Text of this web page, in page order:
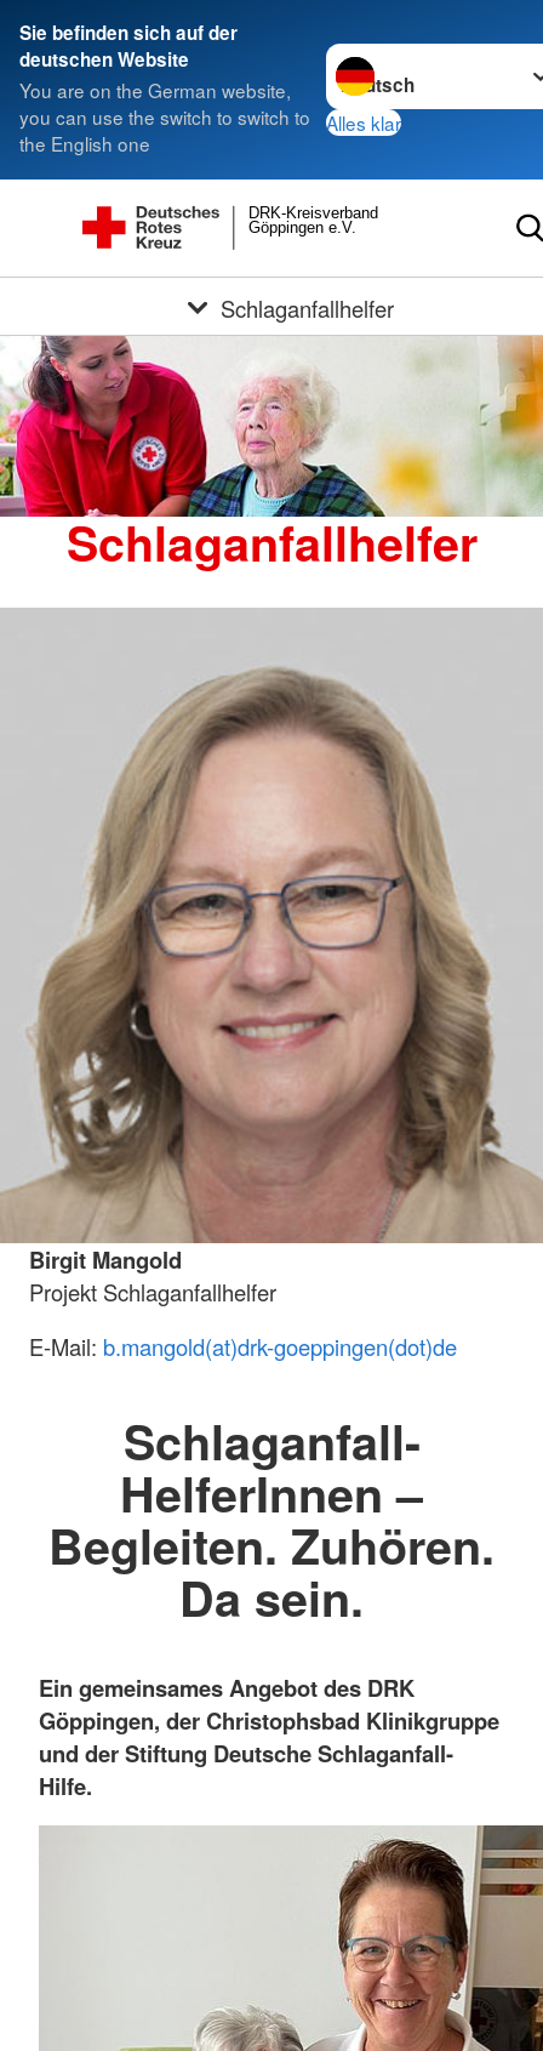
Sie befinden sich auf der
deutschen Website
You are on the German website,
you can use the switch to switch to
the English one
Sprache wechseln zu
Alles klar
Göppingen e.V.
DRK-Kreisverband
Schlaganfallhelfer
Schlaganfallhelfer
Birgit Mangold
Projekt Schlaganfallhelfer
E-Mail: b.mangold(at)drk-goeppingen(dot)de
Schlaganfall-
HelferInnen –
Begleiten. Zuhören.
Da sein.
Ein gemeinsames Angebot des DRK
Göppingen, der Christophsbad Klinikgruppe
und der Stiftung Deutsche Schlaganfall-
Hilfe.